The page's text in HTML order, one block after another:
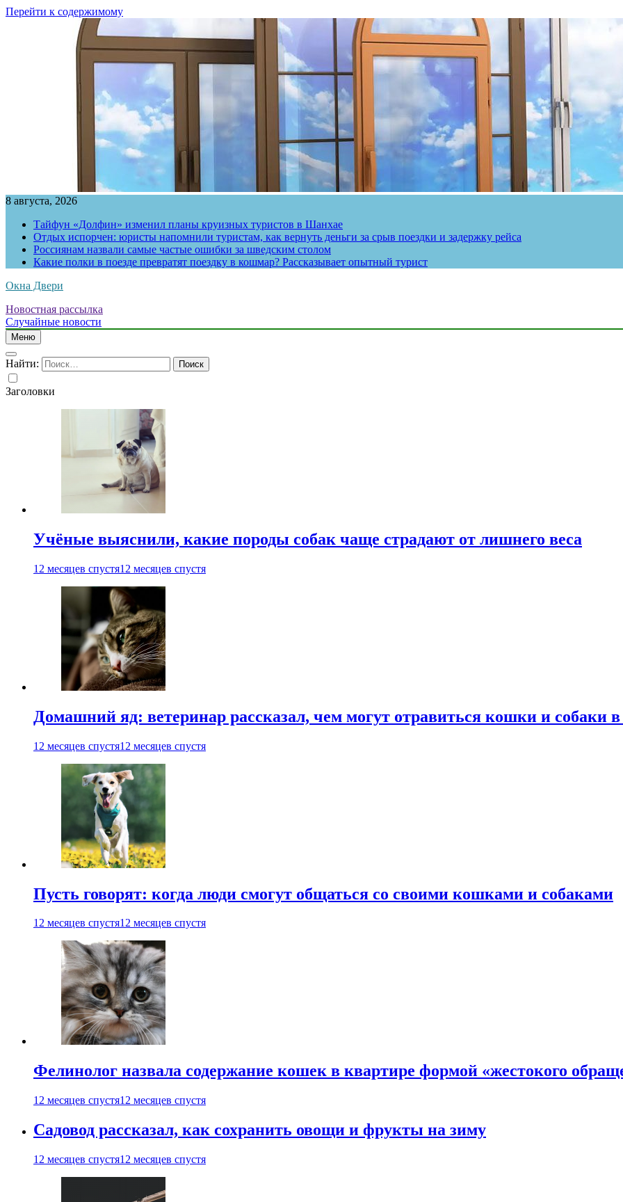
Перейти к содержимому
8 августа, 2026
Тайфун «Долфин» изменил планы круизных туристов в Шанхае
Отдых испорчен: юристы напомнили туристам, как вернуть деньги за срыв поездки и задержку рейса
Россиянам назвали самые частые ошибки за шведским столом
Какие полки в поезде превратят поездку в кошмар? Рассказывает опытный турист
Окна Двери
Новостная рассылка
Случайные новости
Меню
Найти:
Заголовки
Учёные выяснили, какие породы собак чаще страдают от лишнего веса
12 месяцев спустя12 месяцев спустя
Домашний яд: ветеринар рассказал, чем могут отравиться кошки и собаки
12 месяцев спустя12 месяцев спустя
Пусть говорят: когда люди смогут общаться со своими кошками и собаками
12 месяцев спустя12 месяцев спустя
Фелинолог назвала содержание кошек в квартире формой «жестокого
12 месяцев спустя12 месяцев спустя
Садовод рассказал, как сохранить овощи и фрукты на зиму
12 месяцев спустя12 месяцев спустя